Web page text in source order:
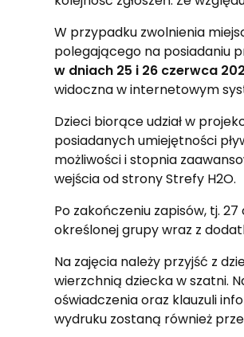
W przypadku zwolnienia
polegającego na posiadaniu
w dniach 25 i 26 czerwca
widoczna w internetowym
Dzieci biorące udział w
posiadanych umiejętności
możliwości i stopnia
wejścia od strony Strefy H2O.
Po zakończeniu zapisów, tj.
określonej grupy wraz z
Na zajęcia należy przyjść z
wierzchnią dziecka w szatni.
oświadczenia oraz klauzuli
wydruku zostaną również